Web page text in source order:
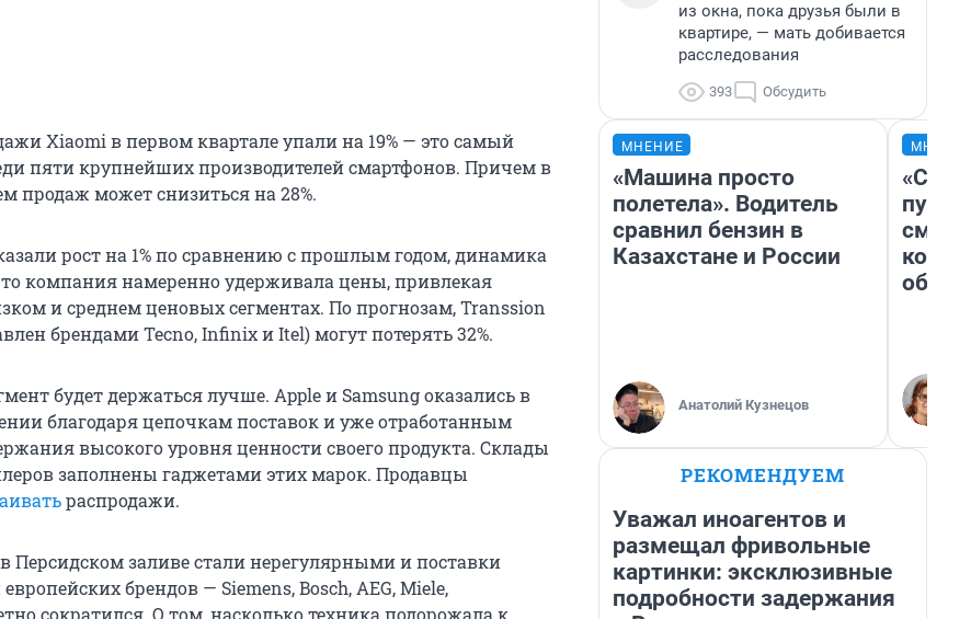
Xiaomi в первом квартале упали на 19% — это самый
пяти крупнейших производителей смартфонов. Причем в
продаж может снизиться на 28%.
рост на 1% по сравнению с прошлым годом, динамика
компания намеренно удерживала цены, привлекая
и среднем ценовых сегментах. По прогнозам, Transsion
брендами Tecno, Infinix и Itel) могут потерять 32%.
будет держаться лучше. Apple и Samsung оказались в
благодаря цепочкам поставок и уже отработанным
высокого уровня ценности своего продукта. Склады
заполнены гаджетами этих марок. Продавцы
распродажи.
Персидском заливе стали нерегулярными и поставки
брендов — Siemens, Bosch, AEG, Miele,
сократился. О том, насколько техника подорожала к
из окна, пока друзья были в
квартире, — мать добивается
расследования
393 Обсудить
МНЕНИЕ
«Машина просто
полетела». Водитель
сравнил бензин в
Казахстане и России
Анатолий Кузнецов
РЕКОМЕНДУЕМ
Уважал иноагентов и
размещал фривольные
картинки: эксклюзивные
подробности задержания